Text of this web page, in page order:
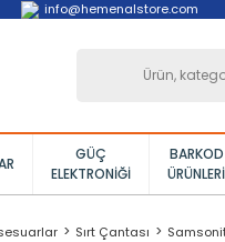
info@hemenalstore.com
GÜÇ
ELEKTRONIĞI
BARKOD
ÜRÜNLERI
Sırt Çantası